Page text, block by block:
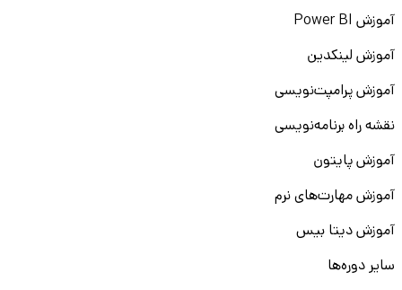
آموزش Power BI
آموزش لینکدین
آموزش پرامپت‌نویسی
نقشه راه برنامه‌نویسی
آموزش پایتون
آموزش مهارت‌های نرم
آموزش دیتا بیس
سایر دوره‌ها